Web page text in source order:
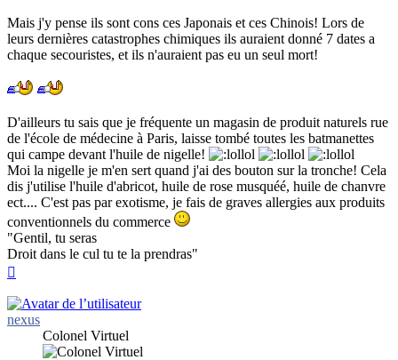
Mais j'y pense ils sont cons ces Japonais et ces Chinois! Lors de
leurs dernières catastrophes chimiques ils auraient donné 7 dates a
chaque secouristes, et ils n'auraient pas eu un seul mort!
D'ailleurs tu sais que je fréquente un magasin de produit naturels rue
de l'école de médecine à Paris, laisse tombé toutes les batmanettes
qui campe devant l'huile de nigelle!
Moi la nigelle je m'en sert quand j'ai des bouton sur la tronche! Cela
dis j'utilise l'huile d'abricot, huile de rose musquéé, huile de chanvre
ect.... C'est pas par exotisme, je fais de graves allergies aux produits
conventionnels du commerce
"Gentil, tu seras
Droit dans le cul tu te la prendras"
nexus
Colonel Virtuel